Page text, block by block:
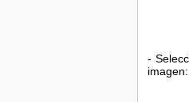
-
imagen: